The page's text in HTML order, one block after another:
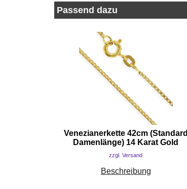
Passend dazu
Venezianerkette 42cm (Standard
Damenlänge) 14 Karat Gold
zzgl. Versand
Beschreibung